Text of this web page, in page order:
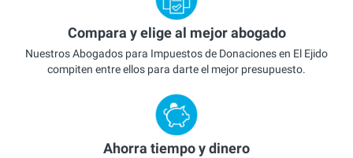
Compara y elige al mejor abogado
Nuestros Abogados para Impuestos de Donaciones en El Ejido
compiten entre ellos para darte el mejor presupuesto.
Ahorra tiempo y dinero